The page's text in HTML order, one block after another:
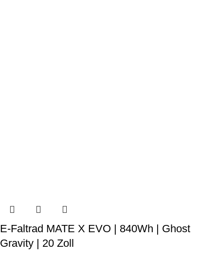
E-Faltrad MATE X EVO | 840Wh | Ghost
Gravity | 20 Zoll